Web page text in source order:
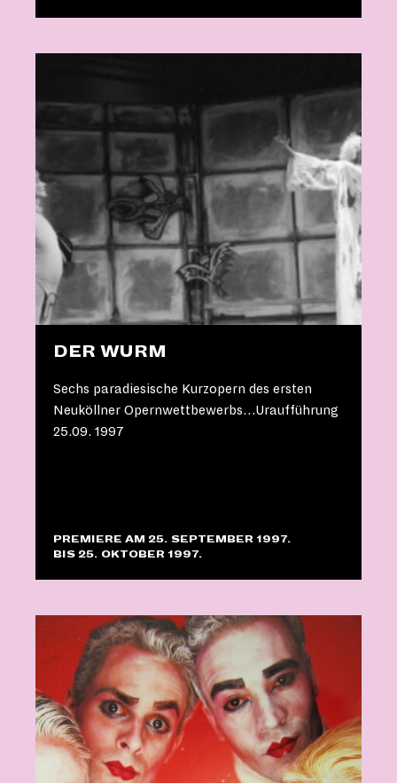
DER WURM
Sechs paradiesische Kurzopern des ersten
Neuköllner Opernwettbewerbs…Uraufführung
25.09. 1997
PREMIERE AM 25. SEPTEMBER 1997.
BIS 25. OKTOBER 1997.